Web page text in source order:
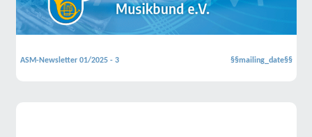
ASM-Newsletter 01/2025 - 3 §§mailing_date§§